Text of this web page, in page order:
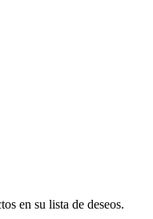
en su lista de deseos.